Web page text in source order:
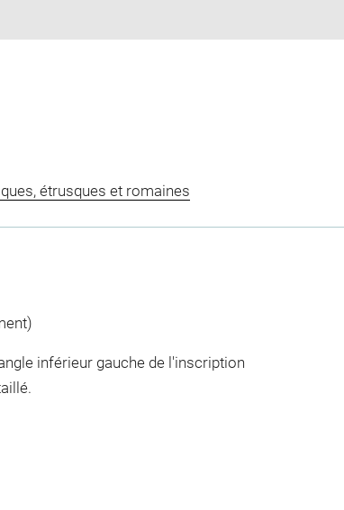
étrusques et romaines
inférieur gauche de l'inscription